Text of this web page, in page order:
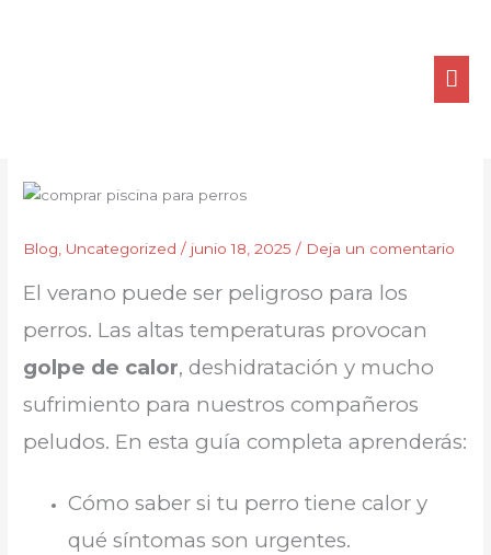
Blog, Uncategorized / junio 18, 2025/ Deja un comentario
El verano puede ser peligroso para los
perros. Las altas temperaturas provocan
golpe de calor, deshidratación y mucho
sufrimiento para nuestros compañeros
peludos. En esta guía completa aprenderás:
Cómo saber si tu perro tiene calor y
qué síntomas son urgentes.